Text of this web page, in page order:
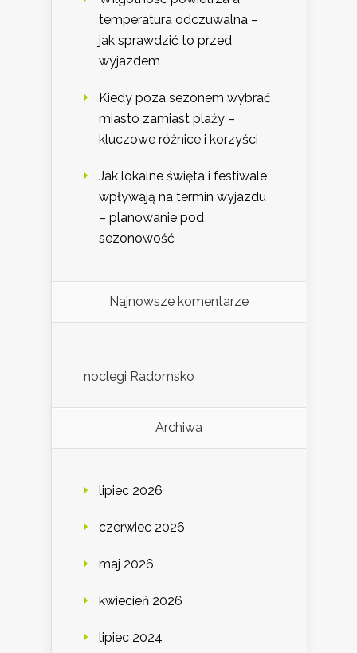
temperatura odczuwalna –
jak sprawdzić to przed
wyjazdem
Kiedy poza sezonem wybrać
miasto zamiast plaży –
kluczowe różnice i korzyści
Jak lokalne święta i festiwale
wpływają na termin wyjazdu
– planowanie pod
sezonowość
Najnowsze komentarze
noclegi Radomsko
Archiwa
lipiec 2026
czerwiec 2026
maj 2026
kwiecień 2026
lipiec 2024